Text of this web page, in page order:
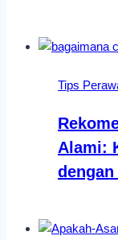
Tips
Alami:
dengan